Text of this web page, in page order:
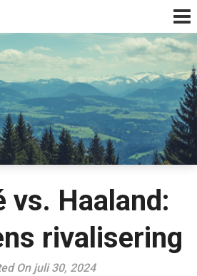
vs. Haaland:
rivalisering
On juli 30, 2024